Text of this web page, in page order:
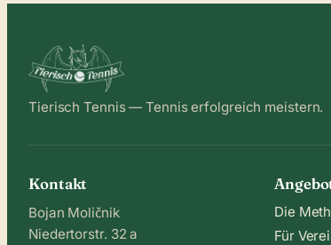
Tierisch Tennis — Tennis erfolgreich meistern.
Kontakt
Bojan Moličnik
Niedertorstr. 32 a
Die
Für